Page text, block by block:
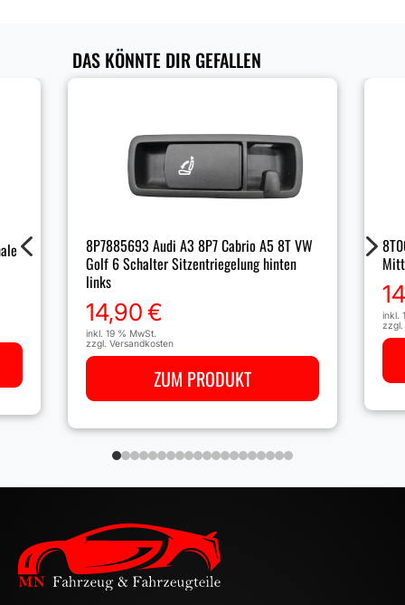
DAS KÖNNTE DIR GEFALLEN
8P7885693 Audi A3 8P7 Cabrio A5 8T VW
Golf 6 Schalter Sitzentriegelung hinten
links
14,90€
inkl. 19 % MwSt.
zzgl. Versandkosten
ZUM PRODUKT
inkl.
zzgl.
4 5